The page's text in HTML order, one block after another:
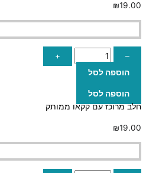
₪19.00
–
+
הוספה לסל
הוספה לסל
חלב מרוכז עם קקאו ממותק
₪19.00